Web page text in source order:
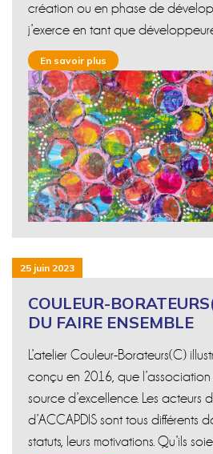
création ou en phase de
j’exerce en tant que
En savoir plus
COULEUR-
DU FAIRE ENSEMBLE
25 juin 2023
L’atelier Couleur-Borateurs(C)
conçu en 2016, que
source d’excellence. Les acteurs
d’ACCAPDIS sont tous différents
statuts, leurs motivations. Qu’ils